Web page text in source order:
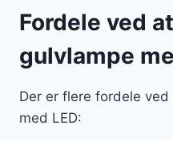
Fordele ved
gulvlampe
Der er flere fordele
med LED: